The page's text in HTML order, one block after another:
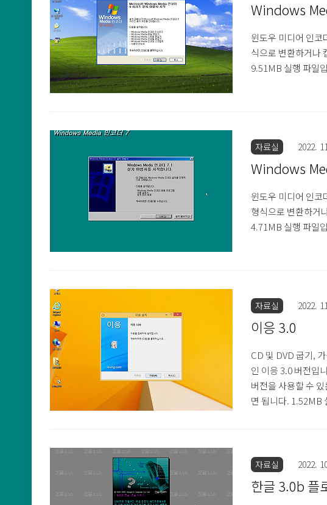
Windows
윈도우 미디어 인코
식으로 변환하거나
9.51MB 실행 파일
자료실 2022.
Windows
윈도우 미디어 인코
형식으로 변환하거
4.71MB 실행 파일
자료실 2022.
이응 3.0
CD 및 DVD 굽기,
인 이응 3.0 버전입
버전을 사용할 수
면 됩니다. 1.52MB
자료실 2022.
한글 3.0b 플